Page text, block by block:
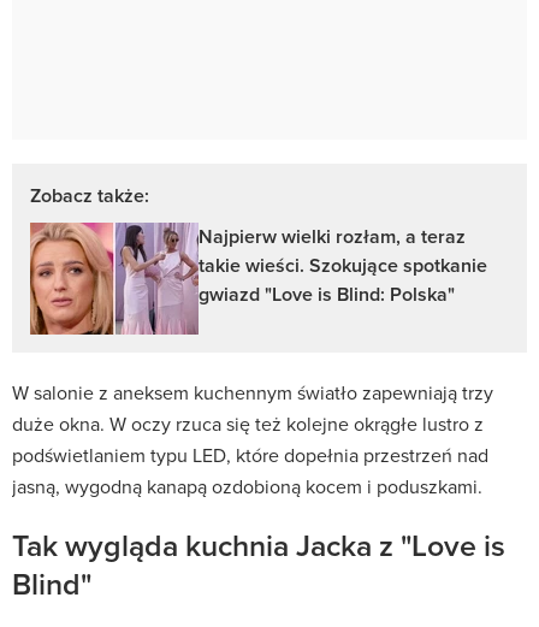
Zobacz także:
Najpierw wielki rozłam, a teraz
takie wieści. Szokujące spotkanie
gwiazd "Love is Blind: Polska"
W salonie z aneksem kuchennym światło zapewniają trzy
duże okna. W oczy rzuca się też kolejne okrągłe lustro z
podświetlaniem typu LED, które dopełnia przestrzeń nad
jasną, wygodną kanapą ozdobioną kocem i poduszkami.
Tak wygląda kuchnia Jacka z "Love is
Blind"